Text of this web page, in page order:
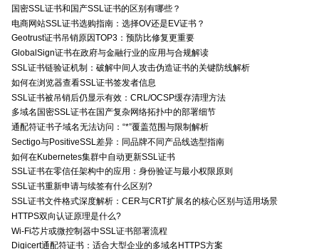
国密SSL证书和国产SSL证书的区别有哪些？
电商网站SSL证书选购指南：选择OV还是EV证书？
Geotrust证书吊销原因TOP3：预防比修复更重要
GlobalSign证书在政府与金融行业的应用与合规解读
SSL证书链验证机制：破解中间人攻击伪造证书的关键防线解析
如何在浏览器查看SSL证书签发者信息
SSL证书被吊销后仍显示有效：CRL/OCSP缓存清理方法
多域名国密SSL证书在国产复杂网络拓扑中的部署细节
通配符证书子域名无法访问：“*”覆盖范围与限制解析
Sectigo与PositiveSSL差异：同品牌不同产品线选型指南
如何在Kubernetes集群中自动更新SSL证书
SSL证书在零信任架构中的应用：身份验证与最小权限原则
SSL证书重新申请与续签有什么区别?
SSL证书文件格式深度解析：CER与CRT扩展名的核心区别与适用场景
HTTPS双向认证原理是什么?
Wi-Fi芯片或微控制器中SSL证书部署流程
Digicert通配符证书：适合大型企业的多域名HTTPS方案